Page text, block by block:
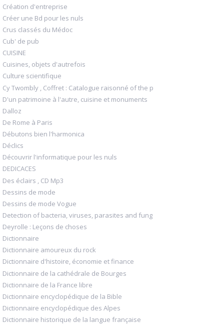
Création d'entreprise
Créer une Bd pour les nuls
Crus classés du Médoc
Cub' de pub
CUISINE
Cuisines, objets d'autrefois
Culture scientifique
Cy Twombly , Coffret : Catalogue raisonné of the p
D'un patrimoine à l'autre, cuisine et monuments
Dalloz
De Rome à Paris
Débutons bien l'harmonica
Déclics
Découvrir l'informatique pour les nuls
DEDICACES
Des éclairs , CD Mp3
Dessins de mode
Dessins de mode Vogue
Detection of bacteria, viruses, parasites and fung
Deyrolle : Leçons de choses
Dictionnaire
Dictionnaire amoureux du rock
Dictionnaire d'histoire, économie et finance
Dictionnaire de la cathédrale de Bourges
Dictionnaire de la France libre
Dictionnaire encyclopédique de la Bible
Dictionnaire encyclopédique des Alpes
Dictionnaire historique de la langue française